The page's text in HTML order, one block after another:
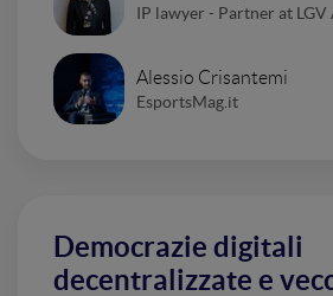
IP lawyer - Partner at
Alessio Crisantemi
EsportsMag.it
Democrazie digitali
decentralizzate e